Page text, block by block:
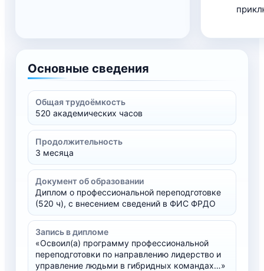
Основные сведения
Общая трудоёмкость
520 академических часов
Продолжительность
3 месяца
Документ об образовании
Диплом о профессиональной переподготовке
(520 ч), с внесением сведений в ФИС ФРДО
Запись в дипломе
«Освоил(а) программу профессиональной
переподготовки по направлению лидерство и
управление людьми в гибридных командах…»